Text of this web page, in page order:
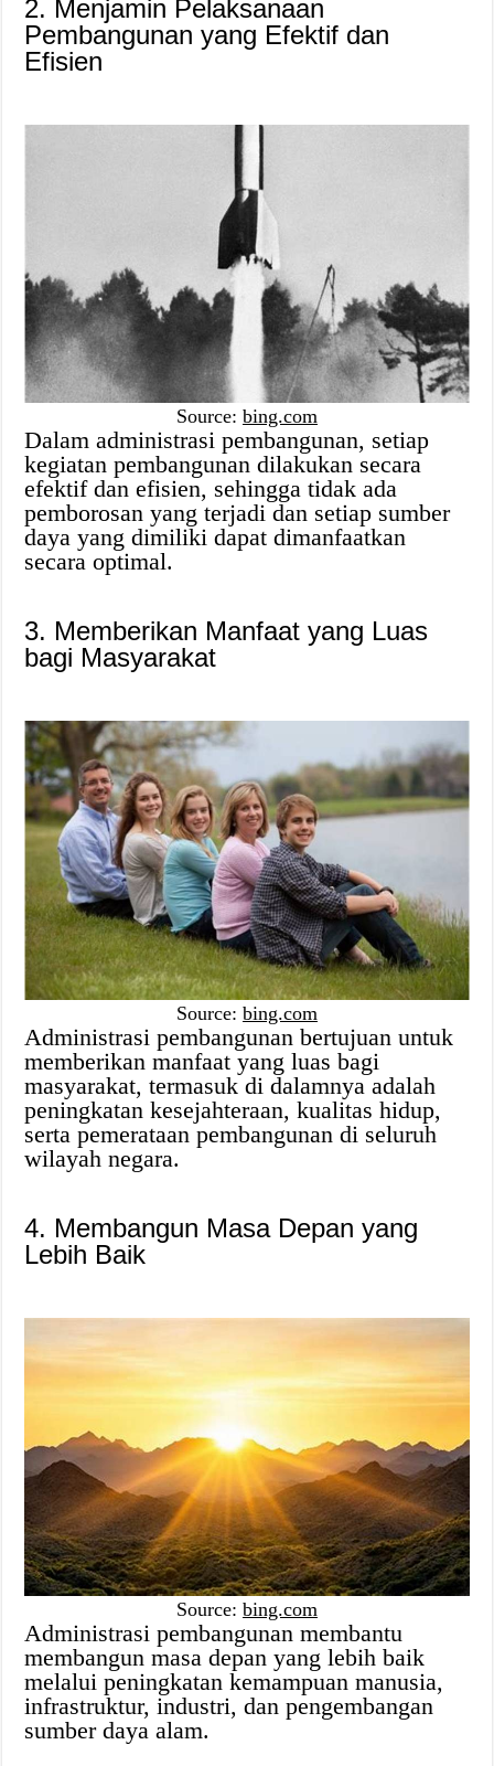
2. Menjamin Pelaksanaan
Pembangunan yang Efektif dan
Efisien
Source: bing.com
Dalam administrasi pembangunan, setiap
kegiatan pembangunan dilakukan secara
efektif dan efisien, sehingga tidak ada
pemborosan yang terjadi dan setiap sumber
daya yang dimiliki dapat dimanfaatkan
secara optimal.
3. Memberikan Manfaat yang Luas
bagi Masyarakat
Source: bing.com
Administrasi pembangunan bertujuan untuk
memberikan manfaat yang luas bagi
masyarakat, termasuk di dalamnya adalah
peningkatan kesejahteraan, kualitas hidup,
serta pemerataan pembangunan di seluruh
wilayah negara.
4. Membangun Masa Depan yang
Lebih Baik
Source: bing.com
Administrasi pembangunan membantu
membangun masa depan yang lebih baik
melalui peningkatan kemampuan manusia,
infrastruktur, industri, dan pengembangan
sumber daya alam.